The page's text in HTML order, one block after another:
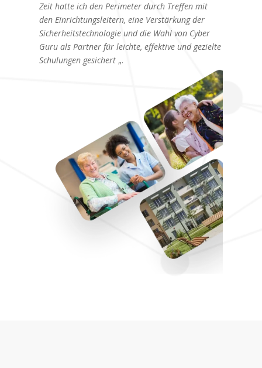
Zeit hatte ich den Perimeter durch Treffen mit
den Einrichtungsleitern, eine Verstärkung der
Sicherheitstechnologie und die Wahl von Cyber
Guru als Partner für leichte, effektive und gezielte
Schulungen gesichert „.